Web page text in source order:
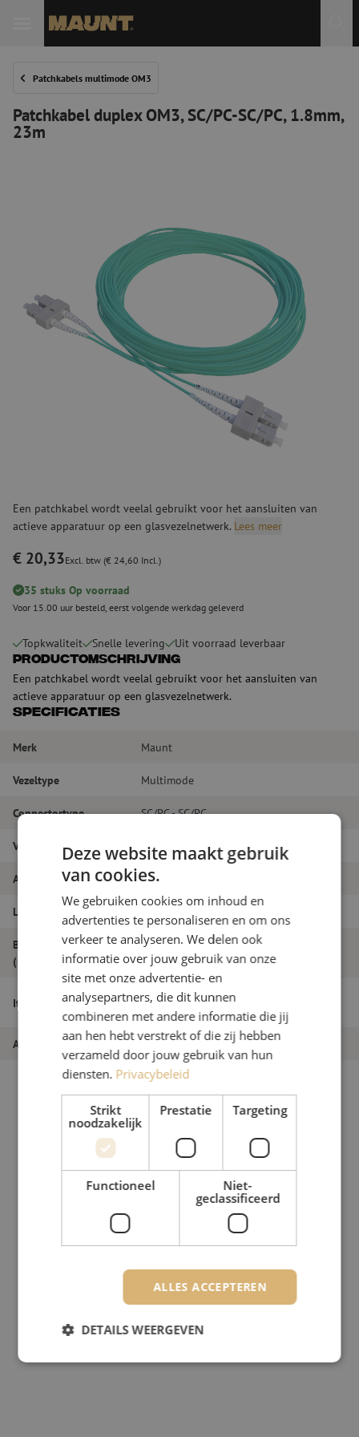
Patchkabels multimode OM3
Patchkabel duplex OM3, SC/PC-SC/PC, 1.8mm,
23m
Een patchkabel wordt veelal gebruikt voor het aansluiten van
actieve apparatuur op een glasvezelnetwerk. Lees meer
€ 20,33Excl. btw (€ 24,60 Incl.)
35 stuks Op voorraad
Voor 15.00 uur besteld, eerst volgende werkdag geleverd
Topkwaliteit Snelle levering Uit voorraad leverbaar
Productomschrijving
Een patchkabel wordt veelal gebruikt voor het aansluiten van
actieve apparatuur op een glasvezelnetwerk.
Specificaties
Merk Maunt
Vezeltype Multimode
Connectortype SC/PC - SC/PC
Vezelsoort OM3
Aantal vezels Duplex
Lengte
Buitendiameter
(mm)
1.8
Itemnaam
Patchkabel duplex OM3, SC/PC-SC/PC,
1.8mm, 23m
Artikelnummer M20000023
Deze website maakt gebruik
van cookies.
We gebruiken cookies om inhoud en
advertenties te personaliseren en om ons
verkeer te analyseren. We delen ook
informatie over jouw gebruik van onze
site met onze advertentie- en
analysepartners, die dit kunnen
combineren met andere informatie die jij
aan hen hebt verstrekt of die zij hebben
verzameld door jouw gebruik van hun
diensten. Privacybeleid
Strikt
noodzakelijk
Prestatie Targeting
Functioneel
Niet-
geclassificeerd
ALLES ACCEPTEREN
DETAILS WEERGEVEN